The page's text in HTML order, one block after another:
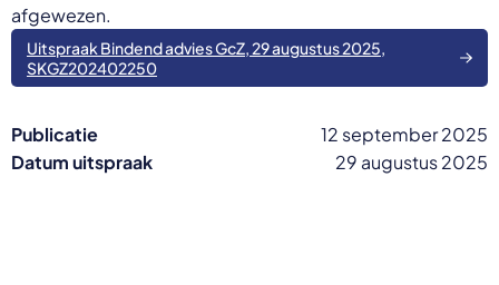
afgewezen.
Uitspraak Bindend advies GcZ, 29 augustus 2025,
SKGZ202402250
Publicatie
12 september 2025
Datum uitspraak
29 augustus 2025